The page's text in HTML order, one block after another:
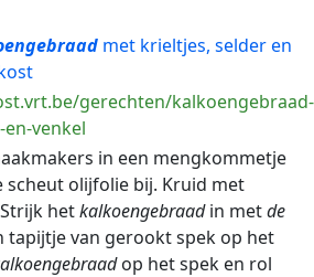
met krieltjes, selder en
gerechten/kalkoengebraad-
venkel
in een mengkommetje
scheut olijfolie bij. Kruid met
hetkalkoengebraadin metde
tapijtje van gerookt spek op het
op het spek en rol